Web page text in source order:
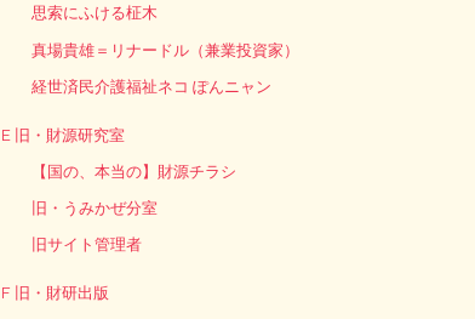
思索にふける柾木
真場貴雄＝リナードル（兼業投資家）
経世済民介護福祉ネコ ぽんニャン
E 旧・財源研究室
【国の、本当の】財源チラシ
旧・うみかぜ分室
旧サイト管理者
F 旧・財研出版